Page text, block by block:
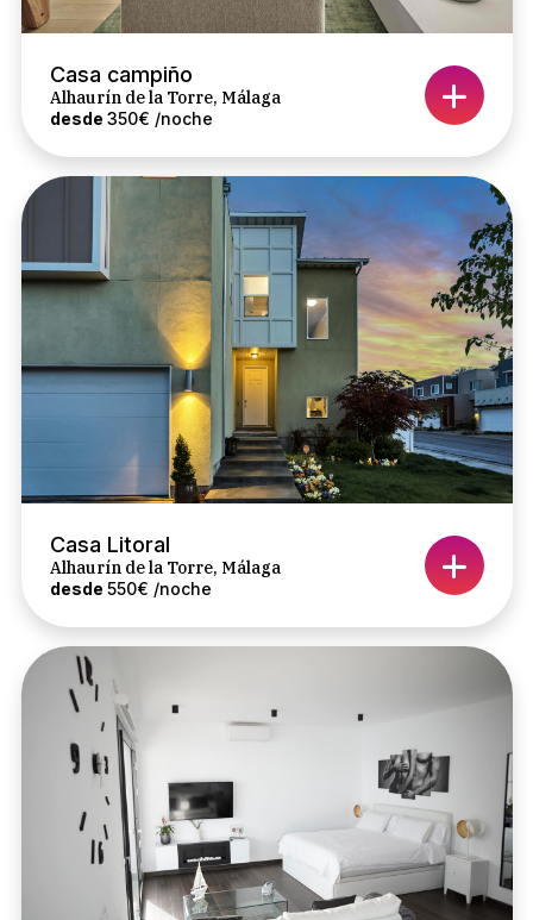
Casa campiño
Alhaurín de la Torre, Málaga
desde 350€ /noche
Casa Litoral
Alhaurín de la Torre, Málaga
desde 550€ /noche